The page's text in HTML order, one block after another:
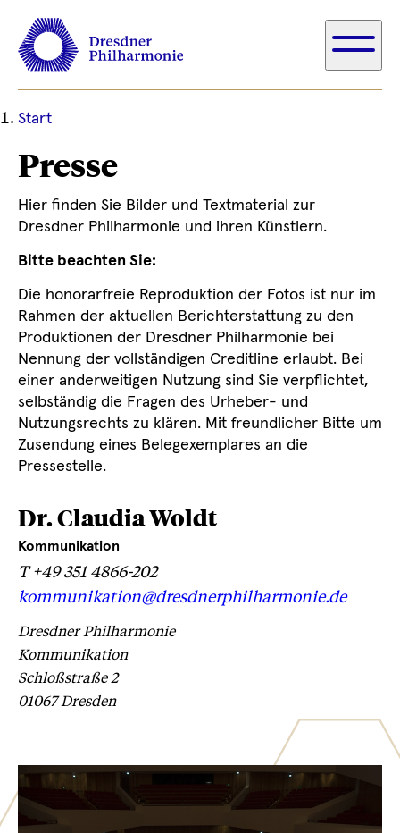
Ihre
Position
Start
Presse
Hier finden Sie Bilder und Textmaterial zur
Dresdner Philharmonie und ihren Künstlern.
Bitte beachten Sie:
Die honorarfreie Reproduktion der Fotos ist nur im
Rahmen der aktuellen Berichterstattung zu den
Produktionen der Dresdner Philharmonie bei
Nennung der vollständigen Creditline erlaubt. Bei
einer anderweitigen Nutzung sind Sie verpflichtet,
selbständig die Fragen des Urheber- und
Nutzungsrechts zu klären. Mit freundlicher Bitte um
Zusendung eines Belegexemplares an die
Pressestelle.
Dr. Claudia Woldt
Kommunikation
T +49 351 4866-202
Externer
Link:
kommunikation@dresdnerphilharmonie.de
Dresdner Philharmonie
Kommunikation
Schloßstraße 2
01067 Dresden